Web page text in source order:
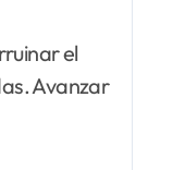
el
Avanzar